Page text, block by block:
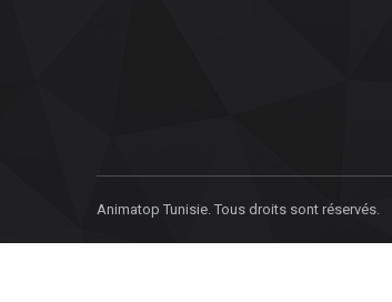
Animatop Tunisie. Tous droits sont réservés.